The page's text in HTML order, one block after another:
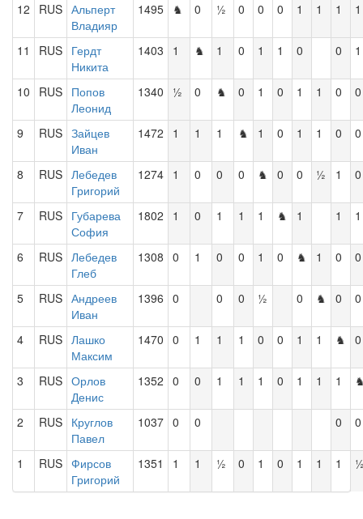
12
RUS Альперт
Владияр
1495 ♞ 0 ½ 0 0 0 1 1 1 1
11 RUS Гердт
Никита
1403 1 ♞ 1 0 1 1 0 0 1
10 RUS Попов
Леонид
1340 ½ 0 ♞ 0 1 0 1 1 0 0
9 RUS Зайцев
Иван
1472 1 1 1 ♞ 1 0 1 1 0 0
8 RUS Лебедев
Григорий
1274 1 0 0 0 ♞ 0 0 ½ 1 0
7 RUS Губарева
София
1802 1 0 1 1 1 ♞ 1 1 1
6 RUS Лебедев
Глеб
1308 0 1 0 0 1 0 ♞ 1 0 0
5 RUS Андреев
Иван
1396 0 0 0 ½ 0 ♞ 0 0
4 RUS Лашко
Максим
1470 0 1 1 1 0 0 1 1 ♞ 0
3 RUS Орлов
Денис
1352 0 0 1 1 1 0 1 1 1
2 RUS Круглов
Павел
1037 0 0 0 0
1 RUS Фирсов
Григорий
1351 1 1 ½ 0 1 0 1 1 1